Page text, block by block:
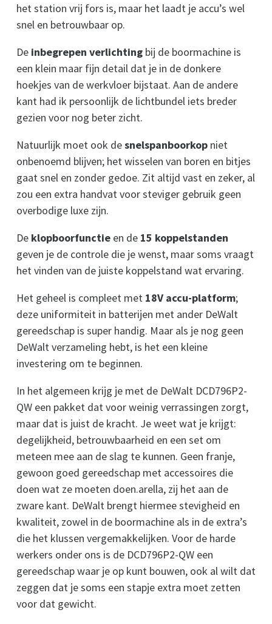
het station vrij fors is, maar het laadt je accu’s wel
snel en betrouwbaar op.
De inbegrepen verlichting bij de boormachine is
een klein maar fijn detail dat je in de donkere
hoekjes van de werkvloer bijstaat. Aan de andere
kant had ik persoonlijk de lichtbundel iets breder
gezien voor nog beter zicht.
Natuurlijk moet ook desnelspanboorkop niet
onbenoemd blijven; het wisselen van boren en bitjes
gaat snel en zonder gedoe. Zit altijd vast en zeker, al
zou een extra handvat voor steviger gebruik geen
overbodige luxe zijn.
De klopboorfunctie en de 15 koppelstanden
geven je de controle die je wenst, maar soms vraagt
het vinden van de juiste koppelstand wat ervaring.
Het geheel is compleet met 18V accu-platform;
deze uniformiteit in batterijen met ander DeWalt
gereedschap is super handig. Maar als je nog geen
DeWalt verzameling hebt, is het een kleine
investering om te beginnen.
In het algemeen krijg je met de DeWalt DCD796P2-
QW een pakket dat voor weinig verrassingen zorgt,
maar dat is juist de kracht. Je weet wat je krijgt:
degelijkheid, betrouwbaarheid en een set om
meteen mee aan de slag te kunnen. Geen franje,
gewoon goed gereedschap met accessoires die
doen wat ze moeten doen.arella, zij het aan de
zware kant. DeWalt brengt hiermee stevigheid en
kwaliteit, zowel in de boormachine als in de extra’s
die het klussen vergemakkelijken. Voor de harde
werkers onder ons is de DCD796P2-QW een
gereedschap waar je op kunt bouwen, ook al wilt dat
zeggen dat je soms een stapje extra moet zetten
voor dat gewicht.